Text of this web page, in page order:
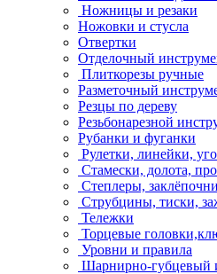
Ножницы и резаки
Ножовки и стусла
Отвертки
Отделочный
Плиткорезы ручные
Разметочный
Резцы по дереву
Резьбонарезной
Рубанки и фуганки
Рулетки, линейки,
Стамески, долота,
Степлеры,
Струбцины, тиски,
Тележки
Торцевые
Уровни и правила
Шарнирно-губцевый